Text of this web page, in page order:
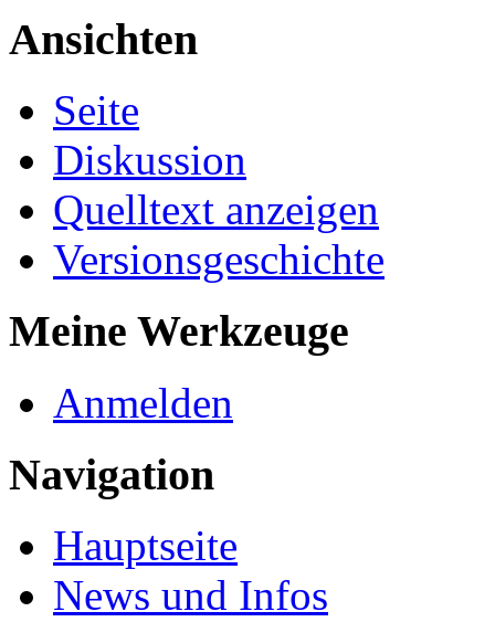
Ansichten
Seite
Diskussion
Quelltext anzeigen
Versionsgeschichte
Meine Werkzeuge
Anmelden
Navigation
Hauptseite
News und Infos